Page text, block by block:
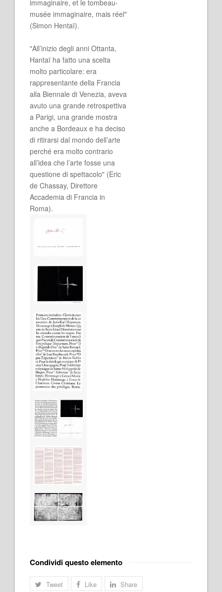
immaginaire, et le tombeau-
musée immaginaire, mais réel"
(Simon Hentaï).
"All’inizio degli anni Ottanta,
Hantaï ha fatto una scelta
molto particolare: era
rappresentante della Francia
alla Biennale di Venezia, aveva
avuto una grande retrospettiva
a Parigi, una grande mostra
anche a Bordeaux e ha deciso
di ritirarsi dal mondo dell’arte
perché era molto contrario
all’idea che l’arte fosse una
questione di spettacolo" (Eric
de Chassay, Direttore
Accademia di Francia in
Roma).
Condividi questo elemento
Tweet Like Share